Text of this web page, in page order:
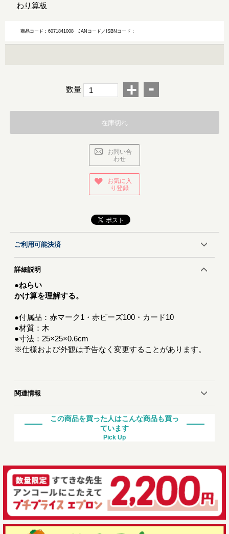
わり算板
商品コード：6071841008JANコード／ISBNコード：
数量 + -
在庫切れ
お問い合
わせ
お気に入
り登録
ご利用可能決済
詳細説明
●ねらい
かけ算を理解する。
●付属品：赤マーク1・赤ビーズ100・カード10
●材質：木
●寸法：25×25×0.6cm
※仕様および外観は予告なく変更することがあります。
関連情報
この商品を買った人はこんな商品も買っ
ています
Pick Up